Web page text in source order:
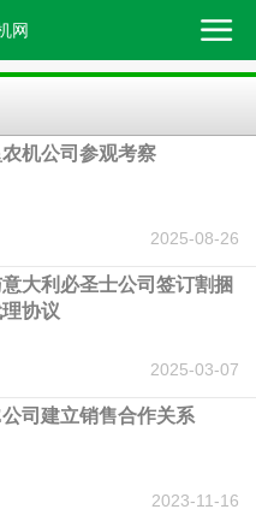
网
机公司参观考察
2025-08-26
大利必圣士公司签订割捆
协议
2025-03-07
司建立销售合作关系
2023-11-16